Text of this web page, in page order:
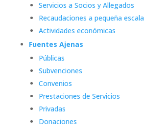
Servicios a Socios y Allegados
Recaudaciones a pequeña escala
Actividades económicas
Fuentes Ajenas
Públicas
Subvenciones
Convenios
Prestaciones de Servicios
Privadas
Donaciones